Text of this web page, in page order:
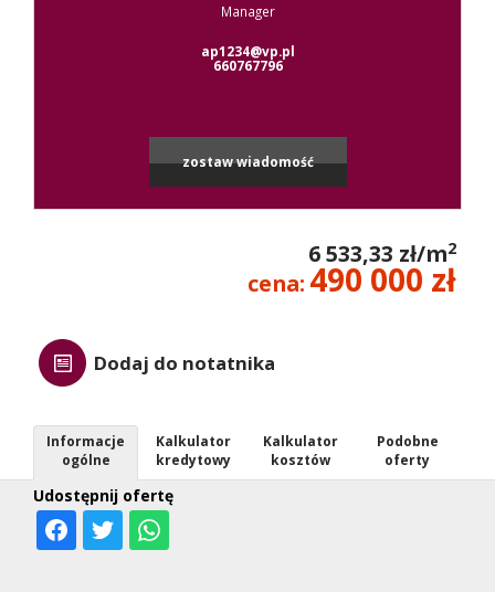
Leaflet
Manager
ap1234@vp.pl
660767796
zostaw wiadomość
6 533,33 zł/m2
cena: 490 000 zł
Dodaj do notatnika
Udostępnij ofertę
Informacje
ogólne
Kalkulator
kredytowy
Kalkulator
kosztów
Podobne
oferty